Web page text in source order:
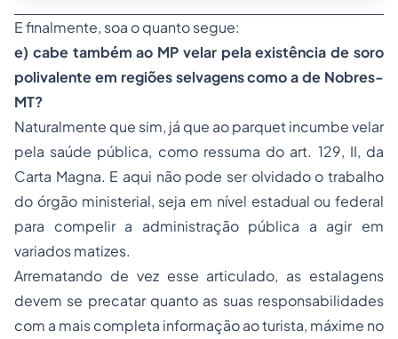
E finalmente, soa o quanto segue:
e) cabe também ao MP velar pela existência de soro
polivalente em regiões selvagens como a de Nobres-
MT?
Naturalmente que sim, já que ao parquet incumbe velar
pela saúde pública, como ressuma do art. 129, II, da
Carta Magna. E aqui não pode ser olvidado o trabalho
do órgão ministerial, seja em nível estadual ou federal
para compelir a administração pública a agir em
variados matizes.
Arrematando de vez esse articulado, as estalagens
devem se precatar quanto as suas responsabilidades
com a mais completa informação ao turista, máxime no